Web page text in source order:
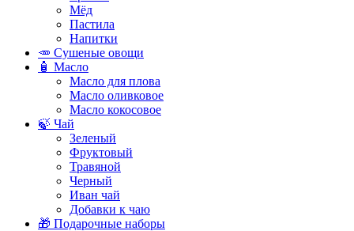
Мёд
Пастила
Напитки
🥕 Сушеные овощи
🧴 Масло
Масло для плова
Масло оливковое
Масло кокосовое
🍃 Чай
Зеленый
Фруктовый
Травяной
Черный
Иван чай
Добавки к чаю
🎁 Подарочные наборы